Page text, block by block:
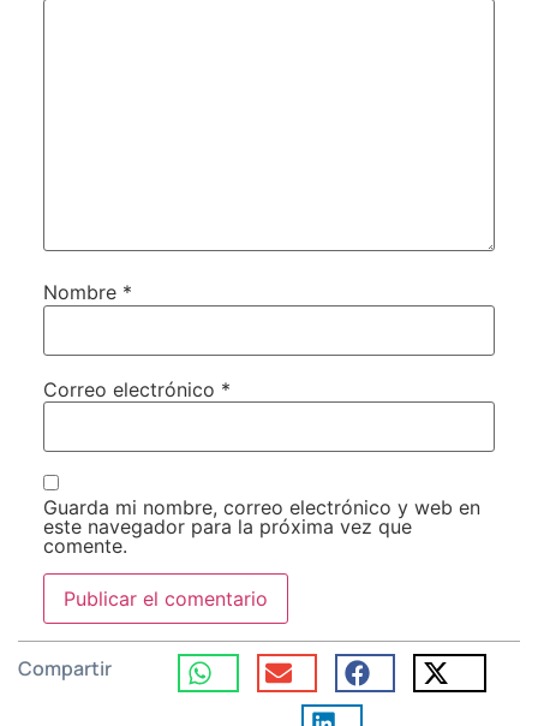
Nombre *
Correo electrónico *
Guarda mi nombre, correo electrónico y web en
este navegador para la próxima vez que
comente.
Compartir